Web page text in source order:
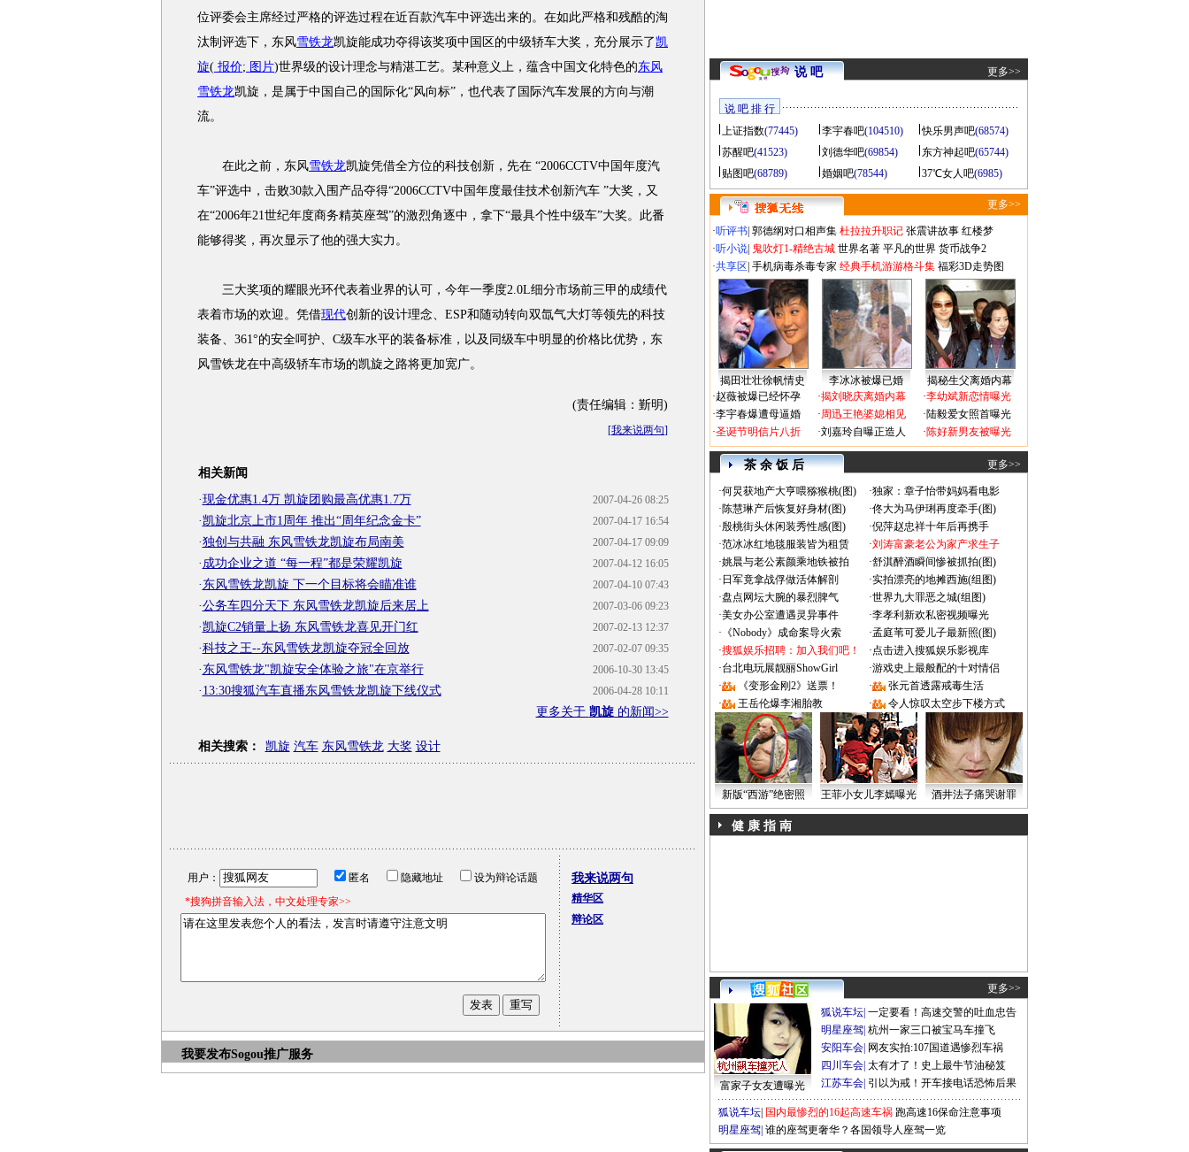
位评委会主席经过严格的评选过程在近百款汽车中评选出来的。在如此严格和残酷的淘
汰制评选下，东风雪铁龙凯旋能成功夺得该奖项中国区的中级轿车大奖，充分展示了凯
旋( 报价; 图片)世界级的设计理念与精湛工艺。某种意义上，蕴含中国文化特色的东风
雪铁龙凯旋，是属于中国自己的国际化“风向标”，也代表了国际汽车发展的方向与潮
流。
在此之前，东风雪铁龙凯旋凭借全方位的科技创新，先在 “2006CCTV中国年度汽
车”评选中，击败30款入围产品夺得“2006CCTV中国年度最佳技术创新汽车 ”大奖，又
在“2006年21世纪年度商务精英座驾”的激烈角逐中，拿下“最具个性中级车”大奖。此番
能够得奖，再次显示了他的强大实力。
三大奖项的耀眼光环代表着业界的认可，今年一季度2.0L细分市场前三甲的成绩代
表着市场的欢迎。凭借现代创新的设计理念、ESP和随动转向双氙气大灯等领先的科技
装备、361°的安全呵护、C级车水平的装备标准，以及同级车中明显的价格比优势，东
风雪铁龙在中高级轿车市场的凯旋之路将更加宽广。
(责任编辑：斳明)
[我来说两句]
相关新闻
2007-04-26 08:25
·现金优惠1.4万 凯旋团购最高优惠1.7万
2007-04-17 16:54
·凯旋北京上市1周年 推出“周年纪念金卡”
2007-04-17 09:09
·独创与共融 东风雪铁龙凯旋布局南美
2007-04-12 16:05
· 成功企业之道 “每一程”都是荣耀凯旋
2007-04-10 07:43
· 东风雪铁龙凯旋 下一个目标将会瞄准谁
2007-03-06 09:23
·公务车四分天下 东风雪铁龙凯旋后来居上
2007-02-13 12:37
·凯旋C2销量上扬 东风雪铁龙喜见开门红
2007-02-07 09:35
·科技之王--东风雪铁龙凯旋夺冠全回放
2006-10-30 13:45
· 东风雪铁龙"凯旋安全体验之旅"在京举行
2006-04-28 10:11
· 13:30搜狐汽车直播东风雪铁龙凯旋下线仪式
更多关于 凯旋的新闻>>
相关搜索： 凯旋 汽车 东风雪铁龙 大奖 设计
用户： 匿名 隐藏地址
设为辩论话题
*搜狗拼音输入法，中文处理专家>>
我来说两句
精华区
辩论区
我要发布Sogou推广服务
说 吧 更多>>
说 吧 排 行
上证指数(77445) 李宇春吧(104510) 快乐男声吧(68574)
苏醒吧(41523) 刘德华吧(69854) 东方神起吧(65744)
贴图吧(68789) 婚姻吧(78544) 37℃女人吧(6985)
更多>>
·听评书 郭德纲对口相声集 杜拉拉升职记 张震讲故事 红楼梦
·听小说 鬼吹灯1-精绝古城 世界名著 平凡的世界 货币战争2
·共享区 手机病毒杀毒专家 经典手机游游格斗集 福彩3D走势图
揭田壮壮徐帆情史 李冰冰被爆已婚
揭秘生父离婚内幕
·赵薇被爆已经怀孕
·李宇春爆遭母逼婚
·圣诞节明信片八折
·揭刘晓庆离婚内幕
·周迅王艳婆媳相见
·刘嘉玲自曝正造人
·李幼斌新恋情曝光
·陆毅爱女照首曝光
·陈好新男友被曝光
茶 余 饭 后 更多>>
·何炅获地产大亨喂猕猴桃(图) ·独家：章子怡带妈妈看电影
·陈慧琳产后恢复好身材(图) ·佟大为马伊琍再度牵手(图)
·殷桃街头休闲装秀性感(图) ·倪萍赵忠祥十年后再携手
·范冰冰红地毯服装皆为租赁 ·刘涛富豪老公为家产求生子
·姚晨与老公素颜乘地铁被拍 ·舒淇醉酒瞬间惨被抓拍(图)
· 日军竟拿战俘做活体解剖 ·实拍漂亮的地摊西施(组图)
·盘点网坛大腕的暴烈脾气 ·世界九大罪恶之城(组图)
·美女办公室遭遇灵异事件 ·李孝利新欢私密视频曝光
· 《Nobody》成命案导火索 ·孟庭苇可爱儿子最新照(图)
·搜狐娱乐招聘：加入我们吧！ ·点击进入搜狐娱乐影视库
·台北电玩展靓丽ShowGirl ·游戏史上最般配的十对情侣
·
《变形金刚2》送票！ ·
张元首透露戒毒生活
·
王岳伦爆李湘胎教 · 令人惊叹太空步下楼方式
新版“西游”绝密照 王菲小女儿李嫣曝光 酒井法子痛哭谢罪
健 康 指 南
更多>>
富家子女友遭曝光
狐说车坛 一定要看！高速交警的吐血忠告
明星座驾 杭州一家三口被宝马车撞飞
安阳车会 网友实拍:107国道遇惨烈车祸
四川车会 太有才了！史上最牛节油秘笈
江苏车会 引以为戒！开车接电话恐怖后果
狐说车坛 国内最惨烈的16起高速车祸 跑高速16保命注意事项
明星座驾 谁的座驾更奢华？各国领导人座驾一览